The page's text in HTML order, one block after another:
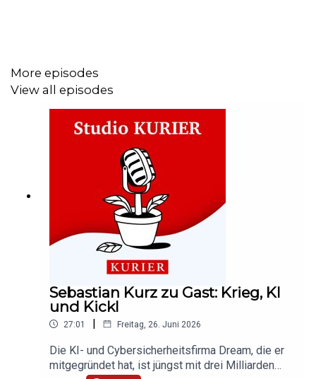
gibt und auch auf
Abonniert unseren Podcast auf
der Podcast gefällt. Mehr Podcasts gibt es auch unter
More episodes
View all episodes
Sebastian Kurz zu Gast: Krieg, KI
und Kickl
27:01 | Freitag, 26. Juni 2026
Die KI- und Cybersicherheitsfirma Dream, die er
mitgegründet hat, ist jüngst mit drei Milliarden